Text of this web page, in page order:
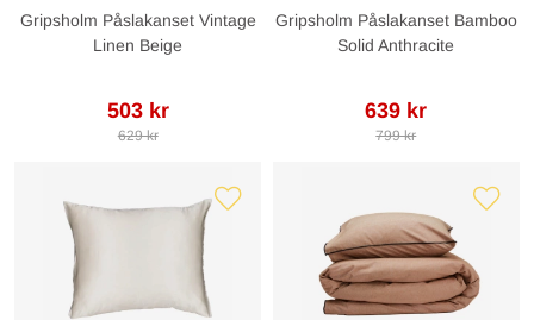
Gripsholm Påslakanset Vintage
Linen Beige
503 kr
629 kr
Gripsholm Påslakanset Bamboo
Solid Anthracite
639 kr
799 kr